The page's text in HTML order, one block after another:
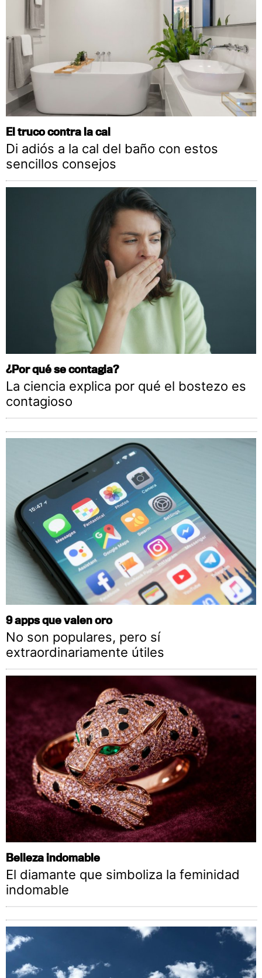
El truco contra la cal
Di adiós a la cal del baño con estos
sencillos consejos
¿Por qué se contagia?
La ciencia explica por qué el bostezo es
contagioso
9 apps que valen oro
No son populares, pero sí
extraordinariamente útiles
Belleza indomable
El diamante que simboliza la feminidad
indomable